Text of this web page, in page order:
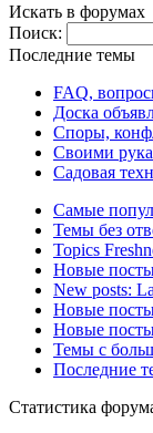
Искать в форумах
Поиск:
Последние темы
FAQ,
Доска
Споры,
Своими
Садовая
Самые
Темы без
Topics
Новые
New posts:
Новые
Новые
Темы с
Последние
Статистика